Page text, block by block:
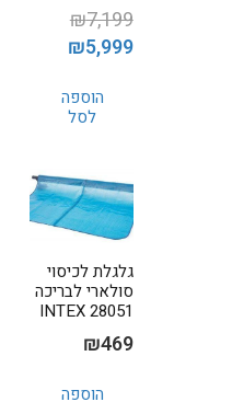
₪7,199
המחיר
היה:
₪7,199.
₪5,999
הוא:הוספה
לסל
גלגלת לכיסוי
סולארי לבריכה
28051 INTEX
₪469
הוספה